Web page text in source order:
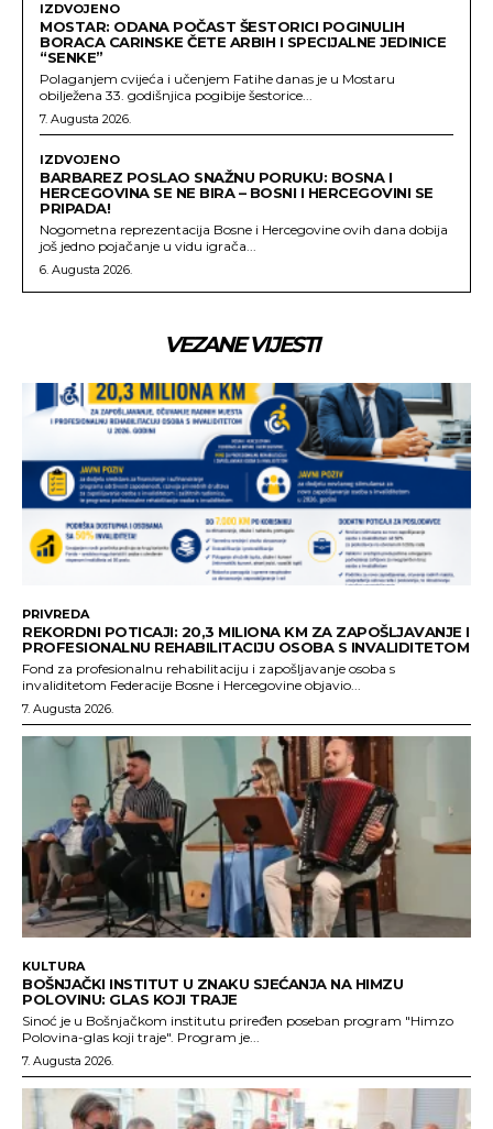
IZDVOJENO
MOSTAR: ODANA POČAST ŠESTORICI POGINULIH
BORACA CARINSKE ČETE ARBIH I SPECIJALNE JEDINICE
“SENKE”
Polaganjem cvijeća i učenjem Fatihe danas je u Mostaru
obilježena 33. godišnjica pogibije šestorice...
7. Augusta 2026.
IZDVOJENO
BARBAREZ POSLAO SNAŽNU PORUKU: BOSNA I
HERCEGOVINA SE NE BIRA – BOSNI I HERCEGOVINI SE
PRIPADA!
Nogometna reprezentacija Bosne i Hercegovine ovih dana dobija
još jedno pojačanje u vidu igrača...
6. Augusta 2026.
VEZANE VIJESTI
PRIVREDA
REKORDNI POTICAJI: 20,3 MILIONA KM ZA ZAPOŠLJAVANJE I
PROFESIONALNU REHABILITACIJU OSOBA S INVALIDITETOM
Fond za profesionalnu rehabilitaciju i zapošljavanje osoba s
invaliditetom Federacije Bosne i Hercegovine objavio...
7. Augusta 2026.
KULTURA
BOŠNJAČKI INSTITUT U ZNAKU SJEĆANJA NA HIMZU
POLOVINU: GLAS KOJI TRAJE
Sinoć je u Bošnjačkom institutu priređen poseban program "Himzo
Polovina-glas koji traje". Program je...
7. Augusta 2026.